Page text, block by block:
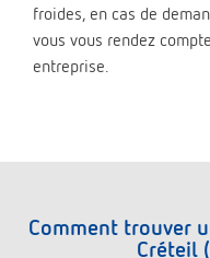
froides, en cas de
vous vous rendez
entreprise.
Comment trouver
Créteil